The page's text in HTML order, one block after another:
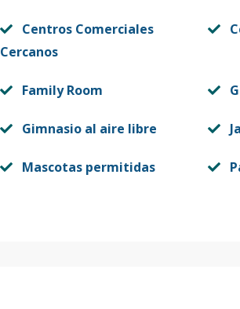
Centros Comerciales
Cercanos
Family Room
Gimnasio al aire libre
Mascotas permitidas